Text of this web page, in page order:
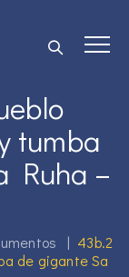
tumba
Ruha –
| 43b.2
de gigante Sa